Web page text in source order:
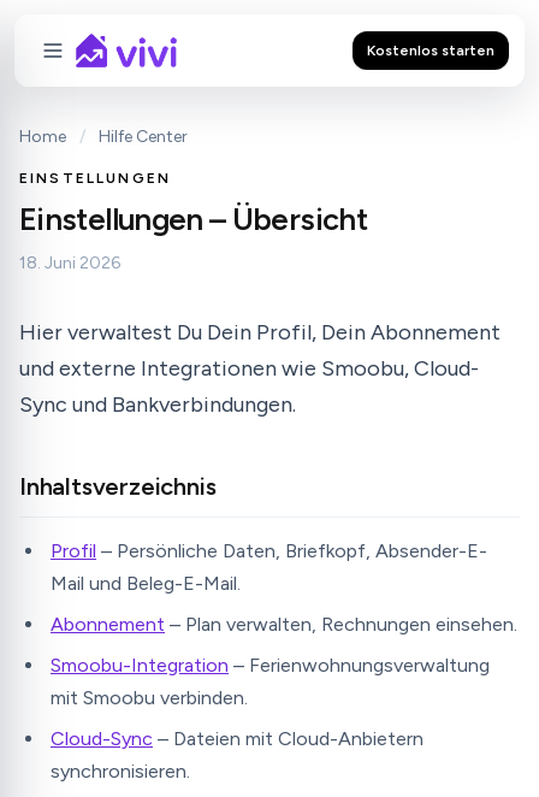
Kostenlos starten
Home / Hilfe Center
EINSTELLUNGEN
Einstellungen – Übersicht
18. Juni 2026
Hier verwaltest Du Dein Profil, Dein Abonnement
und externe Integrationen wie Smoobu, Cloud-
Sync und Bankverbindungen.
Inhaltsverzeichnis
Profil – Persönliche Daten, Briefkopf, Absender-E-
Mail und Beleg-E-Mail.
Abonnement – Plan verwalten, Rechnungen einsehen.
Smoobu-Integration – Ferienwohnungsverwaltung
mit Smoobu verbinden.
Cloud-Sync – Dateien mit Cloud-Anbietern
synchronisieren.